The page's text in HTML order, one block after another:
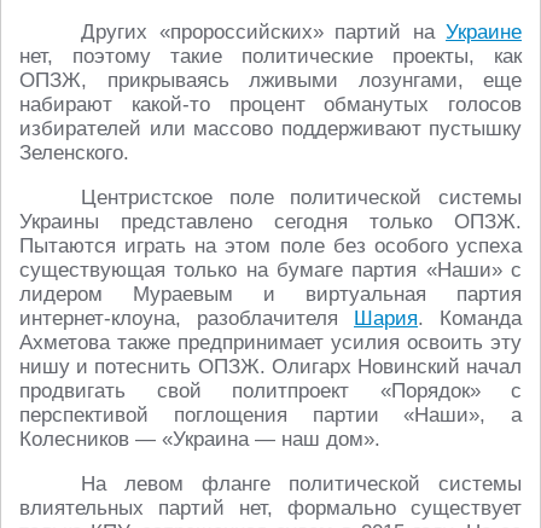
Других «пророссийских» партий на Украине
нет, поэтому такие политические проекты, как
ОПЗЖ, прикрываясь лживыми лозунгами, еще
набирают какой-то процент обманутых голосов
избирателей или массово поддерживают пустышку
Зеленского.
Центристское поле политической системы
Украины представлено сегодня только ОПЗЖ.
Пытаются играть на этом поле без особого успеха
существующая только на бумаге партия «Наши» с
лидером Мураевым и виртуальная партия
интернет-клоуна, разоблачителя Шария. Команда
Ахметова также предпринимает усилия освоить эту
нишу и потеснить ОПЗЖ. Олигарх Новинский начал
продвигать свой политпроект «Порядок» с
перспективой поглощения партии «Наши», а
Колесников ― «Украина ― наш дом».
На левом фланге политической системы
влиятельных партий нет, формально существует